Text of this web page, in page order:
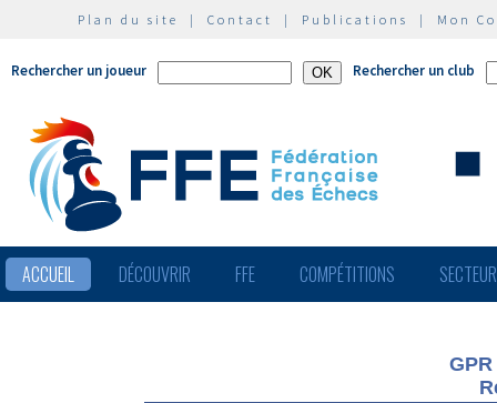
Plan du site | Contact | Publications | Mon
Rechercher un joueur Rechercher un club
ACCUEIL DÉCOUVRIR FFE COMPÉTITIONS